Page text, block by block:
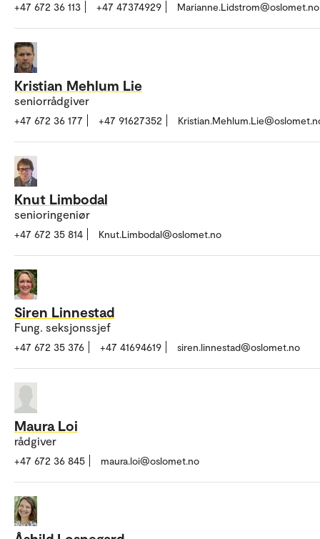
+47 672 36 113 +47 47374929 Marianne.Lidstrom@oslomet.no
Kristian Mehlum Lie
seniorrådgiver
+47 672 36 177 +47 91627352
Knut Limbodal
senioringeniør
+47 672 35 814 Knut.Limbodal@oslomet.no
Siren Linnestad
Fung. seksjonssjef
+47 672 35 376 +47 41694619 siren.linnestad@oslomet.no
Maura Loi
rådgiver
+47 672 36 845 maura.loi@oslomet.no